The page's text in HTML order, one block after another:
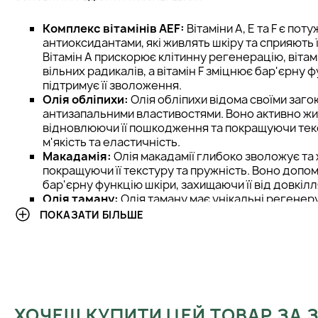
Комплекс вітамінів AEF: Вітаміни A, E та F є
антиоксидантами, які живлять шкіру та сприяють
Вітамін A прискорює клітинну регенерацію,
вільних радикалів, а вітамін F зміцнює бар'єрну
підтримує її зволоження.
Олія обліпихи: Олія обліпихи відома своїми
антизапальними властивостями. Воно активно
відновлюючи її пошкодження та покращуючи
м'якість та еластичність.
Макадамія: Олія макадамії глибоко зволожує та
покращуючи її текстуру та пружність. Воно
бар'єрну функцію шкіри, захищаючи її від
Олія таману: Олія таману має унікальні
властивості, сприяючи відновленню
ПОКАЗАТИ БІЛЬШЕ